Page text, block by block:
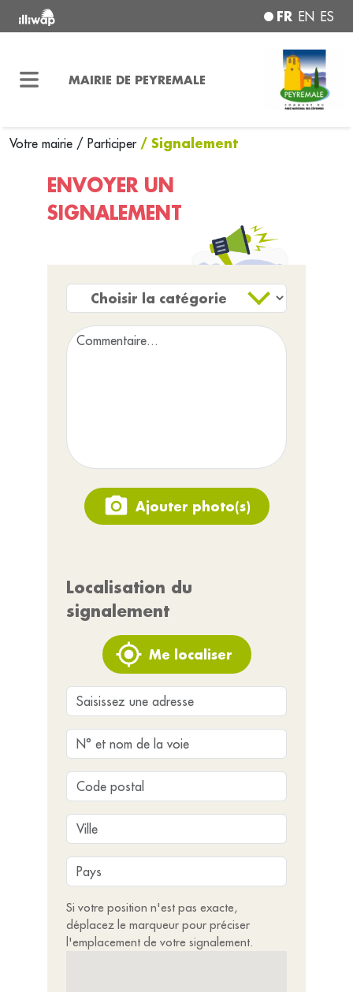
FR EN ES
MAIRIE DE PEYREMALE
Votre mairie / Participer / Signalement
ENVOYER UN
SIGNALEMENT
Ajouter photo(s)
Localisation du
signalement
Me localiser
Si votre position n'est pas exacte,
déplacez le marqueur pour préciser
l'emplacement de votre signalement.